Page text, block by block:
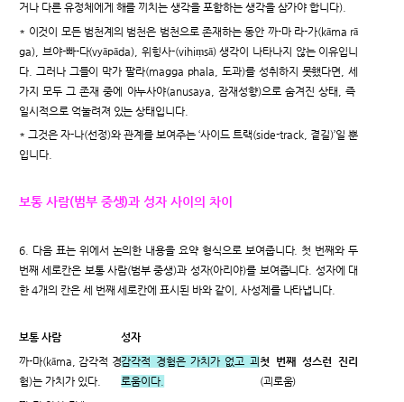
거나 다른 유정체에게 해를 끼치는 생각을 포함하는 생각을 삼가야 합니다).
* 이것이 모든 범천계의 범천은 범천으로 존재하는 동안 까-마 라-가(kāma rā
ga), 브야-빠-다(vyāpāda), 위힝사-(vihiṃsā) 생각이 나타나지 않는 이유입니
다. 그러나 그들이 막가 팔라(magga phala, 도과)를 성취하지 못했다면, 세
가지 모두 그 존재 중에 아누사야(anusaya, 잠재성향)으로 숨겨진 상태, 즉
일시적으로 억눌려져 있는 상태입니다.
* 그것은 자-나(선정)와 관계를 보여주는 ‘사이드 트랙(side-track, 곁길)’일 뿐
입니다.
보통 사람(범부 중생)과 성자 사이의 차이
6. 다음 표는 위에서 논의한 내용을 요약 형식으로 보여줍니다. 첫 번째와 두
번째 세로칸은 보통 사람(범부 중생)과 성자(아리야)를 보여줍니다. 성자에 대
한 4개의 칸은 세 번째 세로칸에 표시된 바와 같이, 사성제를 나타냅니다.
보통 사람
성자
까-마(kāma, 감각적 경
험)는 가치가 있다.
감각적 경험은 가치가 없고 괴
로움이다.
첫 번째 성스런 진리
(괴로움)